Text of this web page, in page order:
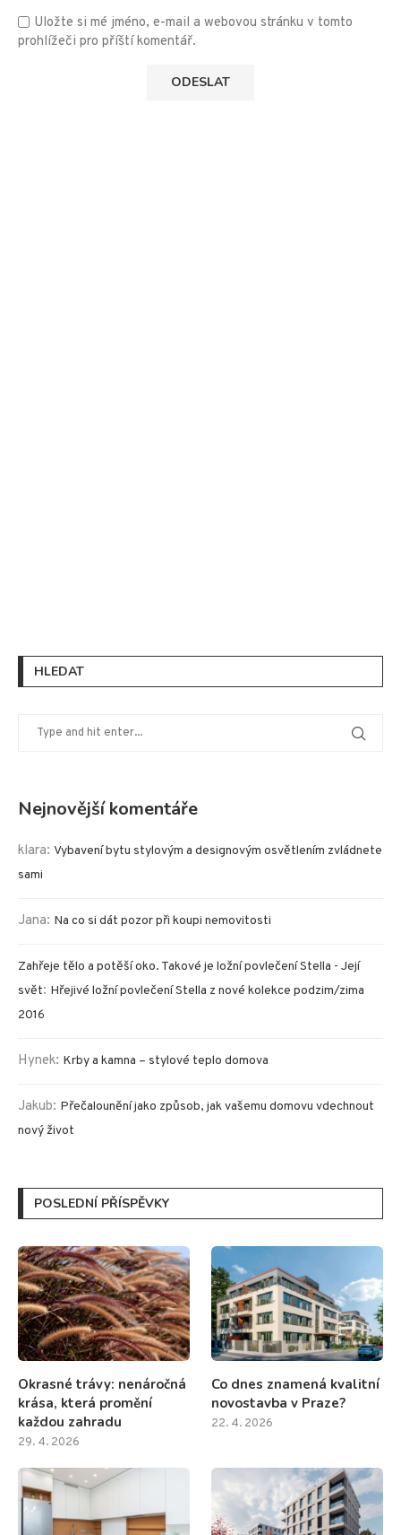
Uložte si mé jméno, e-mail a webovou stránku v tomto
prohlížeči pro příští komentář.
HLEDAT
Nejnovější komentáře
klara: Vybavení bytu stylovým a designovým osvětlením zvládnete
sami
Jana: Na co si dát pozor při koupi nemovitosti
Zahřeje tělo a potěší oko. Takové je ložní povlečení Stella - Její
svět: Hřejivé ložní povlečení Stella z nové kolekce podzim/zima
2016
Hynek: Krby a kamna – stylové teplo domova
Jakub: Přečalounění jako způsob, jak vašemu domovu vdechnout
nový život
POSLEDNÍ PŘÍSPĚVKY
Okrasné trávy: nenáročná
krása, která promění
každou zahradu
29. 4. 2026
Co dnes znamená kvalitní
novostavba v Praze?
22. 4. 2026